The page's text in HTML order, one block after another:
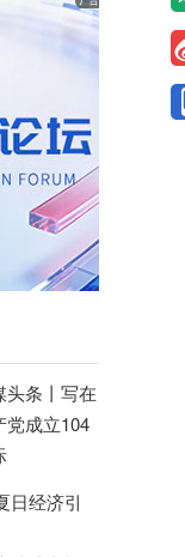
条丨 写在
党成立104
日经济引